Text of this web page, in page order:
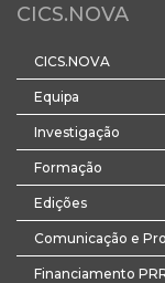
CICS.NOVA
CICS.NOVA
Equipa
Investigação
Formação
Edições
Comunicação e
Financiamento